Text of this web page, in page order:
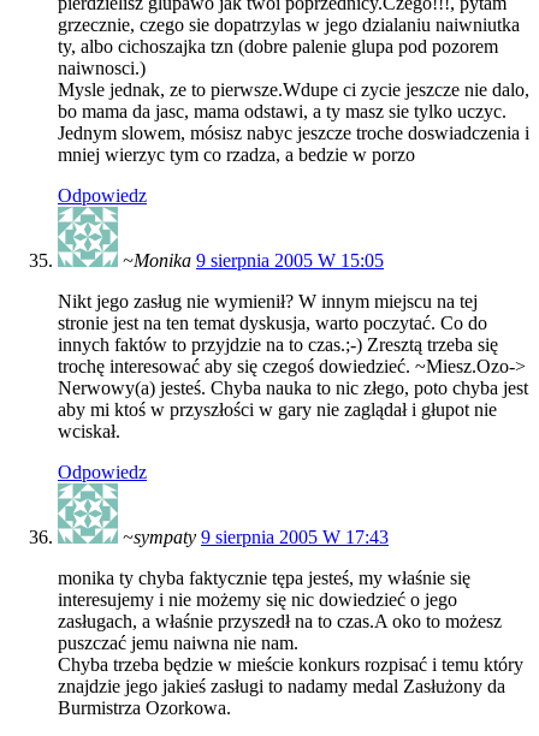
grzecznie, czego sie dopatrzylas w jego dzialaniu naiwniutka
ty, albo cichoszajka tzn (dobre palenie glupa pod pozorem
naiwnosci.)
Mysle jednak, ze to pierwsze.Wdupe ci zycie jeszcze nie dalo,
bo mama da jasc, mama odstawi, a ty masz sie tylko uczyc.
Jednym slowem, mósisz nabyc jeszcze troche doswiadczenia i
mniej wierzyc tym co rzadza, a bedzie w porzo
Odpowiedz
~Monika 9 sierpnia 2005 W 15:05
Nikt jego zasług nie wymienił? W innym miejscu na tej
stronie jest na ten temat dyskusja, warto poczytać. Co do
innych faktów to przyjdzie na to czas.;-) Zresztą trzeba się
trochę interesować aby się czegoś dowiedzieć. ~Miesz.Ozo->
Nerwowy(a) jesteś. Chyba nauka to nic złego, poto chyba jest
aby mi ktoś w przyszłości w gary nie zaglądał i głupot nie
wciskał.
Odpowiedz
~sympaty 9 sierpnia 2005 W 17:43
monika ty chyba faktycznie tępa jesteś, my właśnie się
interesujemy i nie możemy się nic dowiedzieć o jego
zasługach, a właśnie przyszedł na to czas.A oko to możesz
puszczać jemu naiwna nie nam.
Chyba trzeba będzie w mieście konkurs rozpisać i temu który
znajdzie jego jakieś zasługi to nadamy medal Zasłużony da
Burmistrza Ozorkowa.